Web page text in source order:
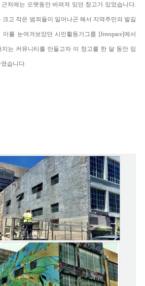
처에는 오랫동안 버려져 있던 창고가 있었습니다.
고 작은 범죄들이 일어나곤 해서 지역주민의 발길
이를 눈여겨보았던 시민활동가그룹 [freespace]에서
는 커뮤니티를 만들고자 이 창고를 한 달 동안 임
습니다.